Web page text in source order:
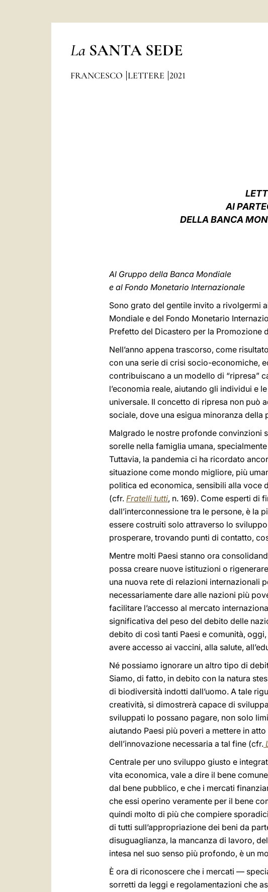
La SANTA SEDE
FRANCESCO LETTERE 2021
AI
DELLA BANCA
Al Gruppo della Banca Mondiale
e al Fondo Monetario Internazionale
Sono grato del gentile invito a rivolgermi
Mondiale e del Fondo Monetario
Prefetto del Dicastero per la Promozione
Nell’anno appena trascorso, come
con una serie di crisi socio-economiche,
contribuiscano a un modello di “ripresa”
l’economia reale, aiutando gli individui e
universale. Il concetto di ripresa non può
sociale, dove una esigua minoranza
Malgrado le nostre profonde convinzioni
sorelle nella famiglia umana,
Tuttavia, la pandemia ci ha ricordato
situazione come mondo migliore, più
politica ed economica, sensibili alla voce
(cfr. Fratelli tutti, n. 169). Come esperti di
dall’interconnessione tra le persone, è la
essere costruiti solo attraverso lo
prosperare, trovando punti di contatto,
Mentre molti Paesi stanno ora
possa creare nuove istituzioni o
una nuova rete di relazioni internazionali
necessariamente dare alle nazioni più
facilitare l’accesso al mercato
significativa del peso del debito delle
debito di così tanti Paesi e comunità,
avere accesso ai vaccini, alla salute,
Né possiamo ignorare un altro tipo di
Siamo, di fatto, in debito con la natura
di biodiversità indotti dall’uomo. A tale
creatività, si dimostrerà capace di
sviluppati lo possano pagare, non solo
aiutando Paesi più poveri a mettere in
dell’innovazione necessaria a tal fine (cfr.
Centrale per uno sviluppo giusto e
vita economica, vale a dire il bene
dal bene pubblico, e che i mercati
che essi operino veramente per il bene
quindi molto di più che compiere
di tutti sull’appropriazione dei beni da
disuguaglianza, la mancanza di lavoro,
intesa nel suo senso più profondo, è un
È ora di riconoscere che i mercati —
sorretti da leggi e regolamentazioni che